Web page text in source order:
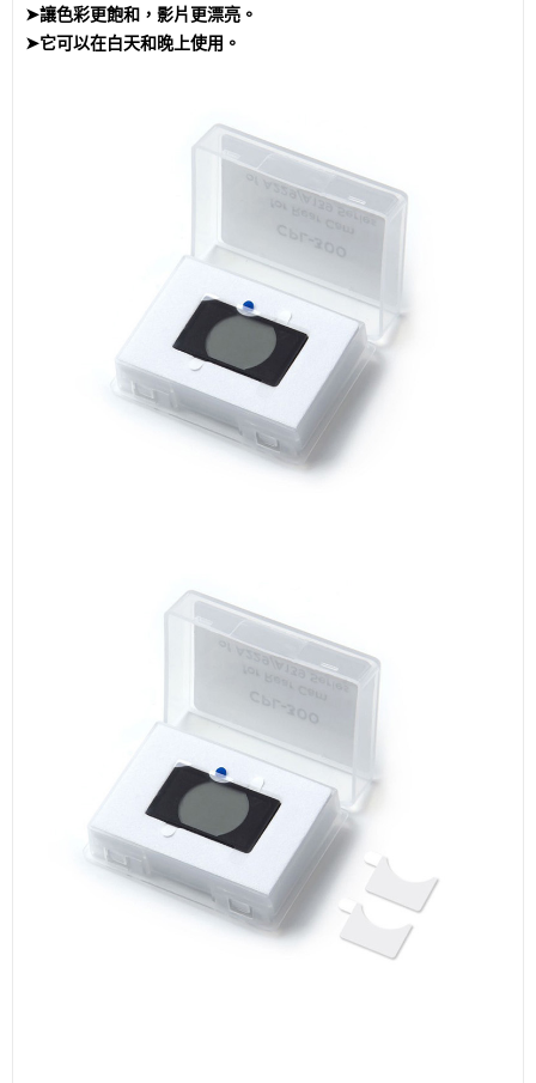
➤讓色彩更飽和，影片更漂亮。
➤它可以在白天和晚上使用。